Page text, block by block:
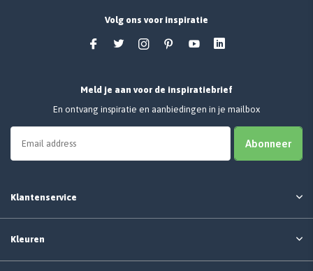
Volg ons voor inspiratie
Meld je aan voor de inspiratiebrief
En ontvang inspiratie en aanbiedingen in je mailbox
Abonneer
Klantenservice
Kleuren